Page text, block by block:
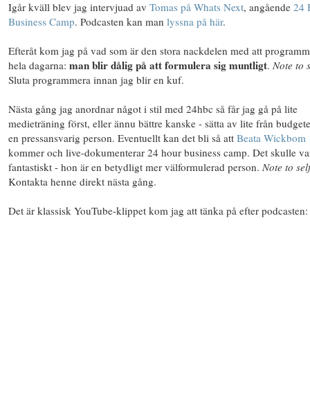
Igår kväll blev jag intervjuad av Tomas på Whats Next, angående 24
Business Camp. Podcasten kan man lyssna på här.
Efteråt kom jag på vad som är den stora nackdelen med att
hela dagarna: man blir dålig på att formulera sig muntligt. Note to
Sluta programmera innan jag blir en kuf.
Nästa gång jag anordnar något i stil med 24hbc så får jag gå på lite
medieträning först, eller ännu bättre kanske - sätta av lite från
en pressansvarig person. Eventuellt kan det bli så att Beata Wickbom
kommer och live-dokumenterar 24 hour business camp. Det skulle
fantastiskt - hon är en betydligt mer välformulerad person. Note to
Kontakta henne direkt nästa gång.
Det är klassisk YouTube-klippet kom jag att tänka på efter podcasten: